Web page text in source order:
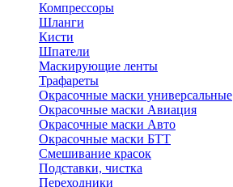
Компрессоры
Шланги
Кисти
Шпатели
Маскирующие ленты
Трафареты
Окрасочные маски универсальные
Окрасочные маски Авиация
Окрасочные маски Авто
Окрасочные маски БТТ
Смешивание красок
Подставки, чистка
Переходники